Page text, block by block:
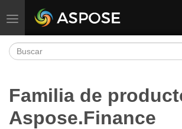
Alternar navegación
Familia de
Aspose.Finance